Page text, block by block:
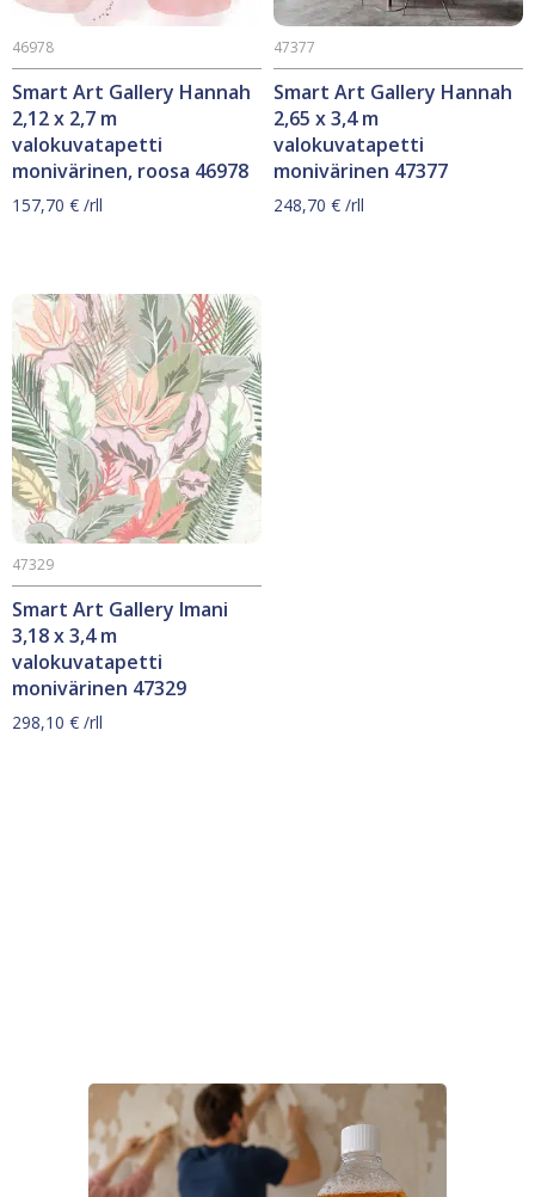
Smart Art Gallery Hannah
2,12 x 2,7 m
valokuvatapetti
monivärinen, roosa 46978
46978
157,70 € /rll
Smart Art Gallery Hannah
2,65 x 3,4 m
valokuvatapetti
monivärinen 47377
47377
248,70 € /rll
Smart Art Gallery Imani
3,18 x 3,4 m
valokuvatapetti
monivärinen 47329
47329
298,10 € /rll